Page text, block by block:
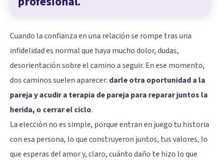
Cuando la confianza en una relación se rompe tras una
infidelidades normal que haya mucho dolor, dudas,
desorientación sobre el camino a seguir. En ese momento,
dos caminos suelen aparecer: darle otra oportunidad a la
pareja y acudir a terapia de pareja para reparar juntos la
herida, o cerrar el ciclo.
La elección no es simple, porque entran en juego tu historia
con esa persona, lo que construyeron juntos, tus valores, lo
que esperas del amor y, claro, cuánto daño te hizo lo que